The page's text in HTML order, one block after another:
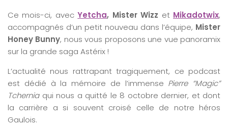
Ce mois-ci, avecYetcha, Mister Wizz et Mikadotwix,
accompagnés d’un petit nouveau dans l’équipe, Mister
Honey Bunny, nous vous proposons une vue panoramix
sur la grande saga Astérix !
L’actualité nous rattrapant tragiquement, ce podcast
est dédié à la mémoire de l’immense Pierre “Magic”
Tcherniaqui nous a quitté le 8 octobre dernier, et dont
la carrière a si souvent croisé celle de notre héros
Gaulois.